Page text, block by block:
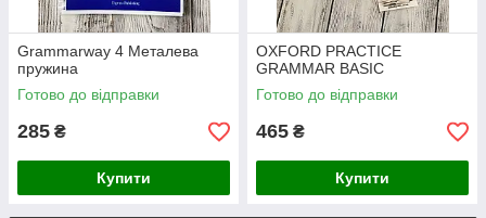
Grammarway 4 Металева
пружина
Готово до відправки
285 ₴
Купити
OXFORD PRACTICE
GRAMMAR BASIC
Готово до відправки
465 ₴
Купити